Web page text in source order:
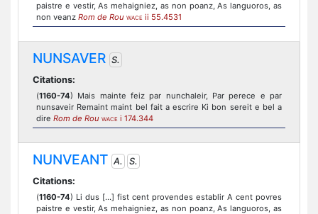
paistre e vestir, As mehaigniez, as non poanz, As languoros, as
non veanz Rom de Rou WACE ii 55.4531
NUNSAVER S.
Citations:
(1160-74) Mais mainte feiz par nunchaleir, Par perece e par
nunsaveir Remaint maint bel fait a escrire Ki bon sereit e bel a
dire Rom de Rou WACE i 174.344
NUNVEANT A.
S.
Citations:
(1160-74) Li dus [...] fist cent provendes establir A cent povres
paistre e vestir, As mehaigniez, as non poanz, As languoros, as